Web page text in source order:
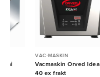
VAC-MASKIN
Vacmaskin Orved Idea
40 ex frakt